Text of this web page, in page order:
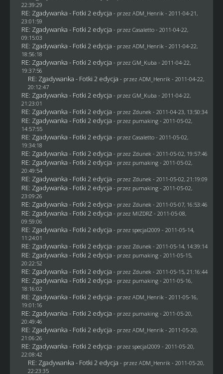
22:39:29
RE: Zgadywanka - Fotki 2 edycja - przez ADM_Henrik - 2011-04-21,
23:01:59
RE: Zgadywanka - Fotki 2 edycja - przez Casaletto- 2011-04-22,
09:15:03
RE: Zgadywanka - Fotki 2 edycja - przez ADM_Henrik - 2011-04-22,
18:56:18
RE: Zgadywanka - Fotki 2 edycja - przez GM_Kuba - 2011-04-22,
19:37:56
RE: Zgadywanka - Fotki 2 edycja - przez ADM_Henrik - 2011-04-22,
20:12:47
RE: Zgadywanka - Fotki 2 edycja - przez GM_Kuba - 2011-04-22,
21:23:01
RE: Zgadywanka - Fotki 2 edycja - przez Zdunek - 2011-04-23, 13:50:34
RE: Zgadywanka - Fotki 2 edycja - przez pumaking- 2011-05-02,
14:57:55
RE: Zgadywanka - Fotki 2 edycja - przez Casaletto- 2011-05-02,
19:34:18
RE: Zgadywanka - Fotki 2 edycja - przez Zdunek - 2011-05-02, 19:57:46
RE: Zgadywanka - Fotki 2 edycja - przez pumaking- 2011-05-02,
20:49:54
RE: Zgadywanka - Fotki 2 edycja - przez Zdunek - 2011-05-02, 21:19:09
RE: Zgadywanka - Fotki 2 edycja - przez pumaking- 2011-05-02,
23:09:26
RE: Zgadywanka - Fotki 2 edycja - przez Zdunek - 2011-05-07, 16:53:46
RE: Zgadywanka - Fotki 2 edycja - przez MIZDRZ- 2011-05-08,
09:59:06
RE: Zgadywanka - Fotki 2 edycja - przez specjal2009 - 2011-05-14,
11:24:01
RE: Zgadywanka - Fotki 2 edycja - przez Zdunek - 2011-05-14, 14:39:14
RE: Zgadywanka - Fotki 2 edycja - przez pumaking- 2011-05-15,
20:22:52
RE: Zgadywanka - Fotki 2 edycja - przez Zdunek - 2011-05-15, 21:16:44
RE: Zgadywanka - Fotki 2 edycja - przez pumaking- 2011-05-16,
18:16:02
RE: Zgadywanka - Fotki 2 edycja - przez ADM_Henrik - 2011-05-16,
19:01:16
RE: Zgadywanka - Fotki 2 edycja - przez pumaking- 2011-05-20,
20:49:46
RE: Zgadywanka - Fotki 2 edycja - przez ADM_Henrik - 2011-05-20,
21:06:26
RE: Zgadywanka - Fotki 2 edycja - przez specjal2009 - 2011-05-20,
22:08:42
RE: Zgadywanka - Fotki 2 edycja - przez ADM_Henrik - 2011-05-20,
22:23:35